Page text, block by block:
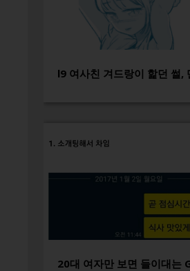
l9 여사친 겨드랑이 핥던 썰,
20대 여자만 보면 들이대는